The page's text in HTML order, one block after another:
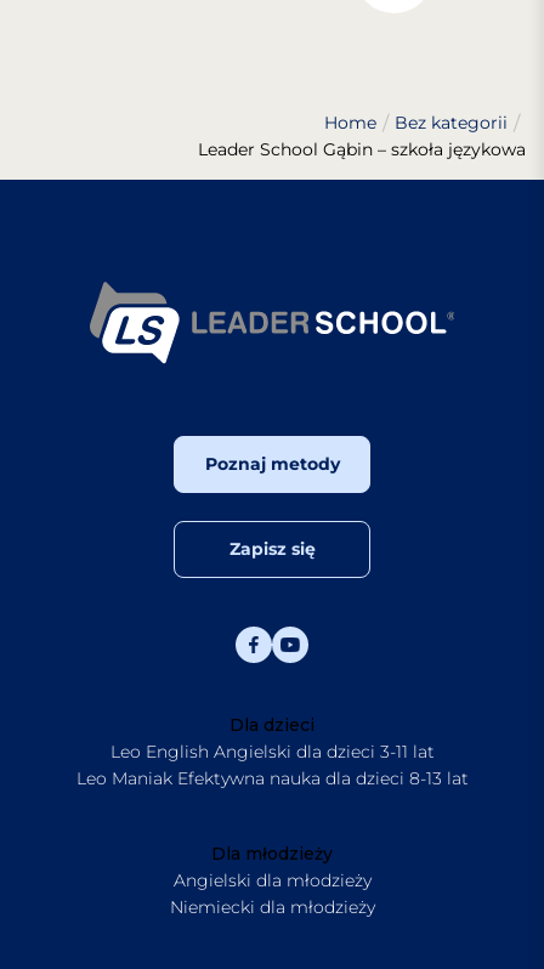
Home
Bez kategorii
Leader School Gąbin – szkoła językowa
Poznaj metody
Zapisz się
Dla dzieci
Leo English Angielski dla dzieci 3-11 lat
Leo Maniak Efektywna nauka dla dzieci 8-13 lat
Dla młodzieży
Angielski dla młodzieży
Niemiecki dla młodzieży